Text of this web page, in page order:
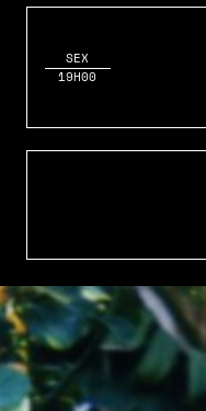
SEX
19H00